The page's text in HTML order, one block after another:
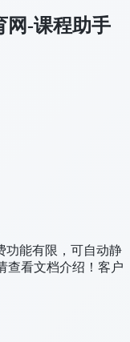
网-课程助手
功能有限，可自动静
查看文档介绍！客户